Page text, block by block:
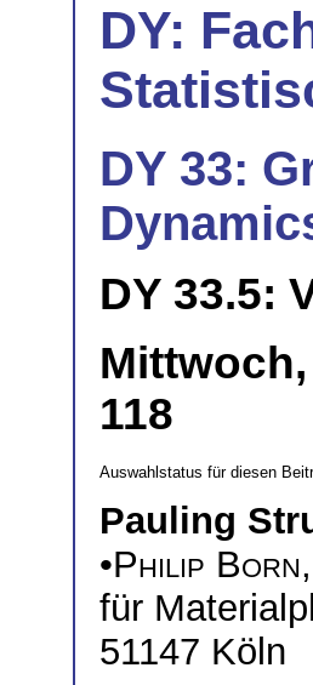
DY:
DY 33:
DY 33.5:
Mittwoch,
118
Auswahlstatus für diesen
Pauling
•Philip Born,
für
51147 Köln